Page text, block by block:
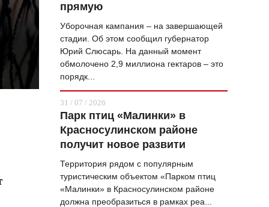
ЖУРНАЛ
прямую
Уборочная кампания – на завершающей
стадии. Об этом сообщил губернатор
Юрий Слюсарь. На данный момент
обмолочено 2,9 миллиона гектаров – это
порядк...
31 / 07 / 2026
Парк птиц «Малинки» в
Красносулинском районе
получит новое развити
Территория рядом с популярным
туристическим объектом «Парком птиц
«Малинки» в Красносулинском районе
должна преобразиться в рамках реа...